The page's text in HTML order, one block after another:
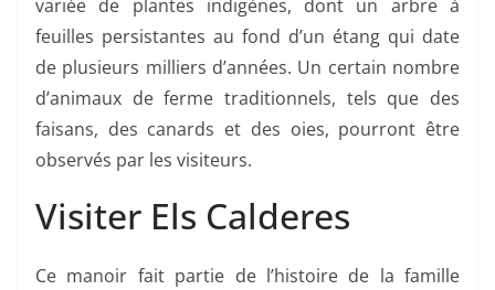
variée de plantes indigènes, dont un arbre à
feuilles persistantes au fond d’un étang qui date
de plusieurs milliers d’années. Un certain nombre
d’animaux de ferme traditionnels, tels que des
faisans, des canards et des oies, pourront être
observés par les visiteurs.
Visiter Els Calderes
Ce manoir fait partie de l’histoire de la famille